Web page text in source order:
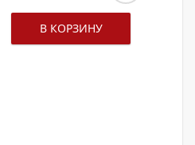
В КОРЗИНУ